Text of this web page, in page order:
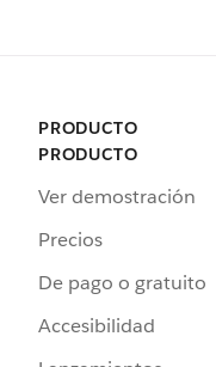
PRODUCTO
PRODUCTO
Ver demostración
Precios
De pago o gratuito
Accesibilidad